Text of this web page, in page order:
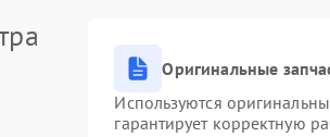
Оригинальные
Используются
гарантирует корректную